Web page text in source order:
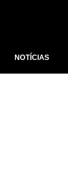
NOTÍCIAS